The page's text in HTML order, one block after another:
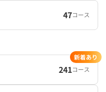
47コース
241コース
新着あり